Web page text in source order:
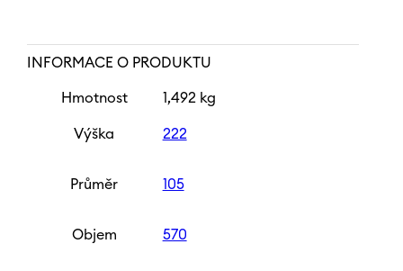
INFORMACE O PRODUKTU
Hmotnost 1,492 kg
Výška 222
Průměr 105
Objem 570